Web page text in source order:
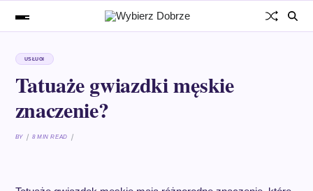
USŁUGI
Tatuaże gwiazdki męskie
znaczenie?
BY 8 MIN READ